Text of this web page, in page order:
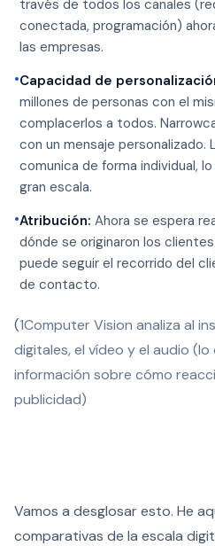
través de todos los canales
conectada, programación)
las empresas.
•Capacidad de
millones de personas con el
complacerlos a todos.
con un mensaje personalizado.
comunica de forma individual,
gran escala.
•Atribución: Ahora se espera
dónde se originaron los
puede seguir el recorrido del
de contacto.
(1Computer Vision analiza al
digitales, el vídeo y el audio
información sobre cómo
publicidad)
Vamos a desglosar esto. He
comparativas de la escala